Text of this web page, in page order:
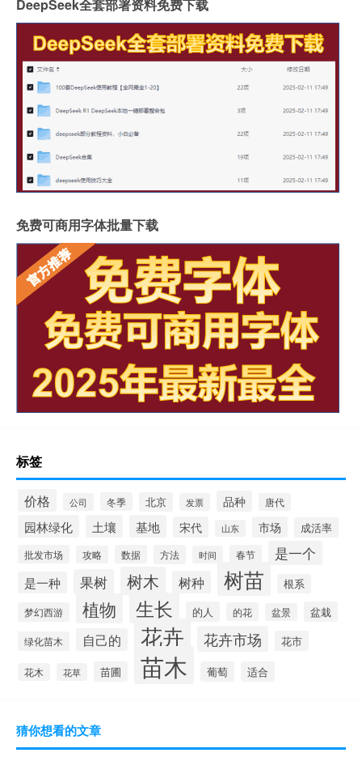
DeepSeek全套部署资料免费下载
免费可商用字体批量下载
标签
价格 公司 冬季 北京 发票 品种 唐代
园林绿化 土壤 基地 宋代 山东 市场 成活率
批发市场 攻略 数据 方法 时间 春节 是一个
是一种 果树 树木 树种 树苗
根系
梦幻西游
植物 生长 的人 的花 盆景 盆栽
绿化苗木 自己的 花卉 花卉市场 花市
花木 花草 苗圃 苗木 葡萄 适合
猜你想看的文章